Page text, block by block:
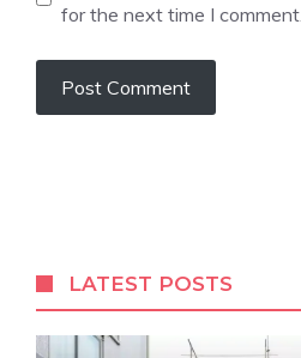
for the next time I comment.
LATEST POSTS